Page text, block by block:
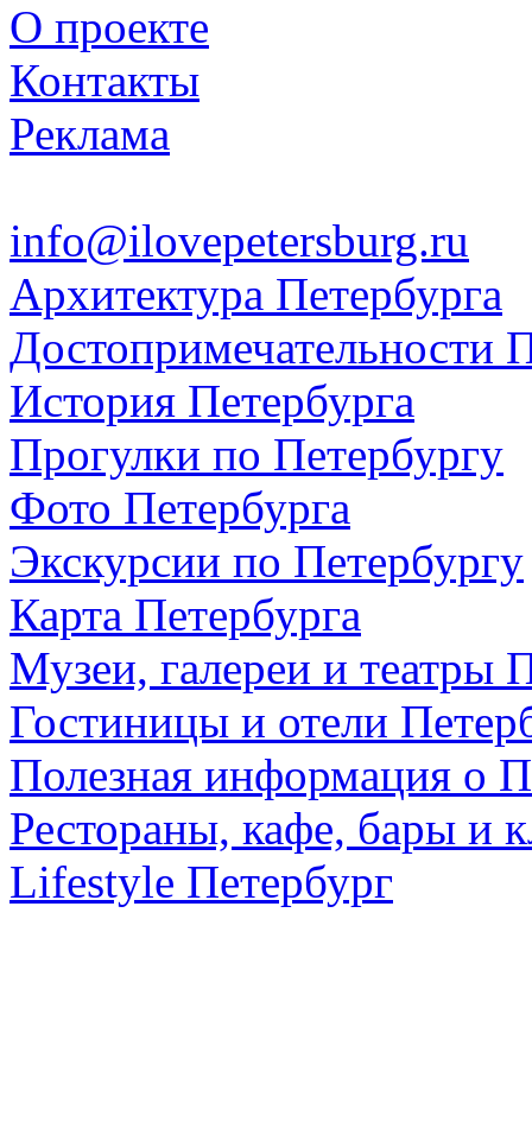
О проекте
Контакты
Реклама
info@ilovepetersburg.ru
Архитектура Петербурга
Достопримечательности
История Петербурга
Прогулки по Петербургу
Фото Петербурга
Экскурсии по Петербургу
Карта Петербурга
Музеи, галереи и театры
Гостиницы и отели
Полезная информация о
Рестораны, кафе, бары и
Lifestyle Петербург